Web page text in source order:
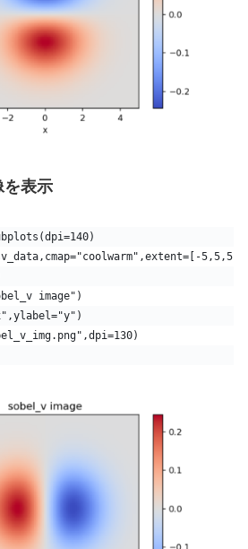
を表示
image")